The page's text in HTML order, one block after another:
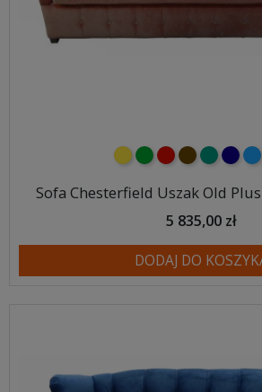
żółtyzielonyczerwony
czekoladowy
Sofa Chesterfield Uszak Old
5 835,00 zł
DODAJ DO